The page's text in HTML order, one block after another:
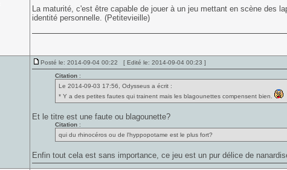
La maturité, c'est être capable de jouer à un jeu mettant en scène des
identité personnelle. (Petitevieille)
Posté le: 2014-09-04 00:22 [ Edité le: 2014-09-04 00:23 ]
Citation:
Le 2014-09-03 17:56, Odysseus a écrit :
* Y a des petites fautes qui trainent mais les blagounettes compensent bien.
Et le titre est une faute ou blagounette?
Citation:
qui du rhinocéros ou de l'hyppopotame est le plus fort?
Enfin tout cela est sans importance, ce jeu est un pur délice de